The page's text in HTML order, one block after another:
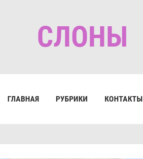
СЛОНЫ
ГЛАВНАЯ РУБРИКИ КОНТАКТЫ